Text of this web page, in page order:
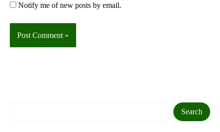
Notify me of new posts by email.
Search